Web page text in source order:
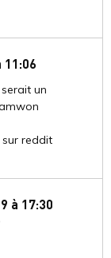
11:06
un
reddit
à 17:30